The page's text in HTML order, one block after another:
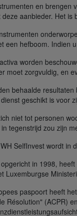
en brengen
aanbieder. Het
een hefboom. Indien
worden
moet zorgvuldig, en
behaalde
geschikt is voor
niet tot personen
tegenstrijd zou zijn
SelfInvest wordt
in 1998,
Luxemburgse
paspoort heeft
Résolution" (ACPR)